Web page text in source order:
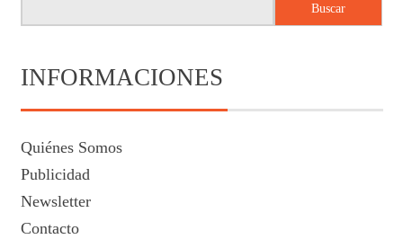
Buscar
INFORMACIONES
Quiénes Somos
Publicidad
Newsletter
Contacto